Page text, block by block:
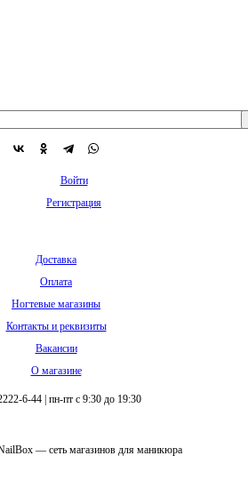
Войти
Регистрация
Доставка
Оплата
Ногтевые магазины
Контакты и реквизиты
Вакансии
О магазине
6-44 | пн-пт с 9:30 до 19:30
— сеть магазинов для маникюра